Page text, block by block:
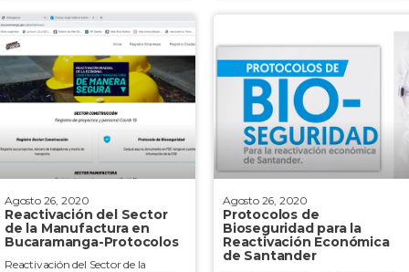
Agosto 26, 2020
Reactivación del Sector
de la Manufactura en
Bucaramanga-Protocolos
Reactivación del Sector de la
Agosto 26, 2020
Protocolos de
Bioseguridad para la
Reactivación Económica
de Santander